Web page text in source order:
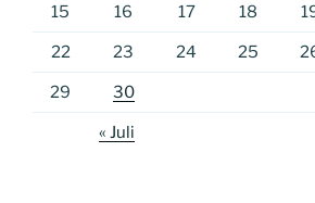
15 16 17 18
22 23 24 25
29 30
« Juli